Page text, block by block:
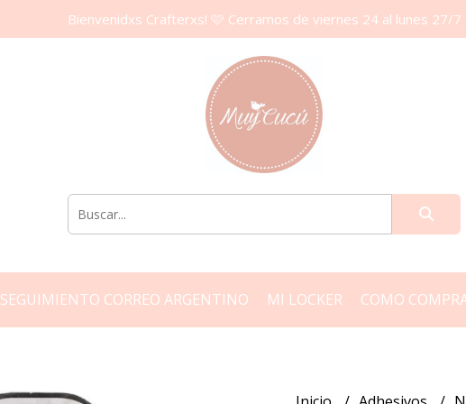
Bienvenidxs Crafterxs! 🩷 Cerramos de viernes 24 al lunes 27/7
SEGUIMIENTO CORREO ARGENTINO MI LOCKER COMO